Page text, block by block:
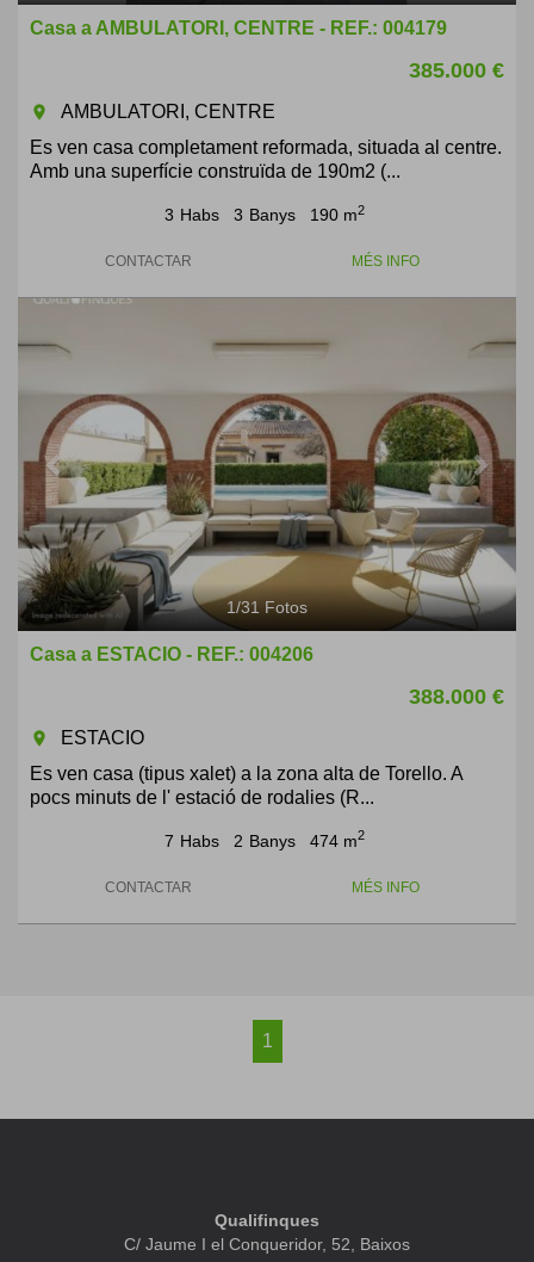
Casa a AMBULATORI, CENTRE - REF.: 004179
385.000 €
room
AMBULATORI, CENTRE
Es ven casa completament reformada, situada al centre.
Amb una superfície construïda de 190m2 (...
3 Habs 3 Banys 190 m2
CONTACTAR MÉS INFO
Previous
1/31 Fotos
Casa a ESTACIO - REF.: 004206
388.000 €
room
ESTACIO
Es ven casa (tipus xalet) a la zona alta de Torello. A
pocs minuts de l' estació de rodalies (R...
7 Habs 2 Banys 474 m2
CONTACTAR MÉS INFO
1
Qualifinques
C/ Jaume I el Conqueridor, 52, Baixos